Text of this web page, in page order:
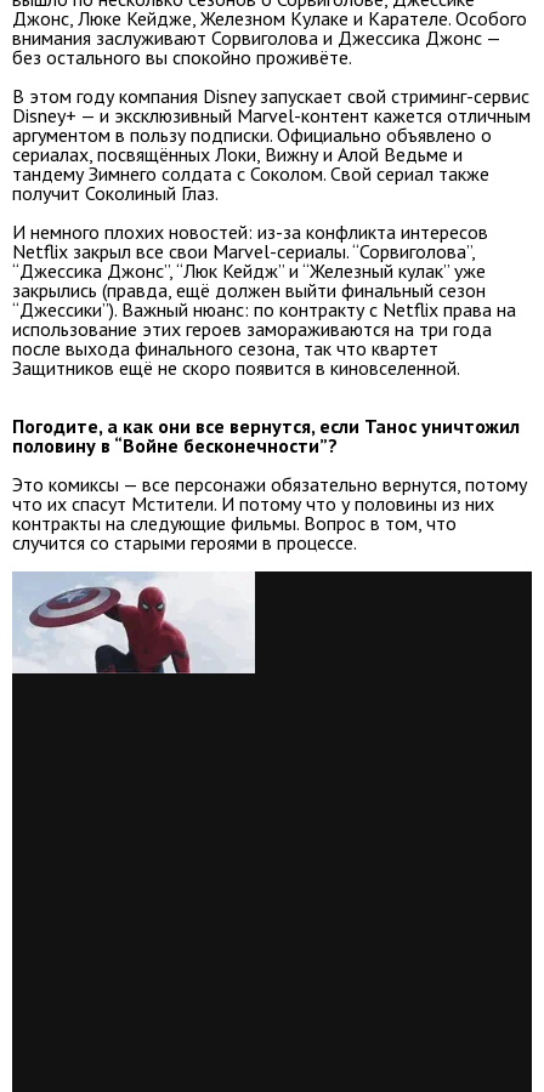
Джонс, Люке Кейдже, Железном Кулаке и Карателе. Особого
внимания заслуживают Сорвиголова и Джессика Джонс —
без остального вы спокойно проживёте.
В этом году компания Disney запускает свой стриминг-сервис
Disney+ — и эксклюзивный Marvel-контент кажется отличным
аргументом в пользу подписки. Официально объявлено о
сериалах, посвящённых Локи, Вижну и Алой Ведьме и
тандему Зимнего солдата с Соколом. Свой сериал также
получит Соколиный Глаз.
И немного плохих новостей: из-за конфликта интересов
Netflix закрыл все свои Marvel-сериалы. “Сорвиголова”,
“Джессика Джонс”, “Люк Кейдж” и “Железный кулак” уже
закрылись (правда, ещё должен выйти финальный сезон
“Джессики”). Важный нюанс: по контракту с Netflix права на
использование этих героев замораживаются на три года
после выхода финального сезона, так что квартет
Защитников ещё не скоро появится в киновселенной.
Погодите, а как они все вернутся, если Танос уничтожил
половину в “Войне бесконечности”?
Это комиксы — все персонажи обязательно вернутся, потому
что их спасут Мстители. И потому что у половины из них
контракты на следующие фильмы. Вопрос в том, что
случится со старыми героями в процессе.